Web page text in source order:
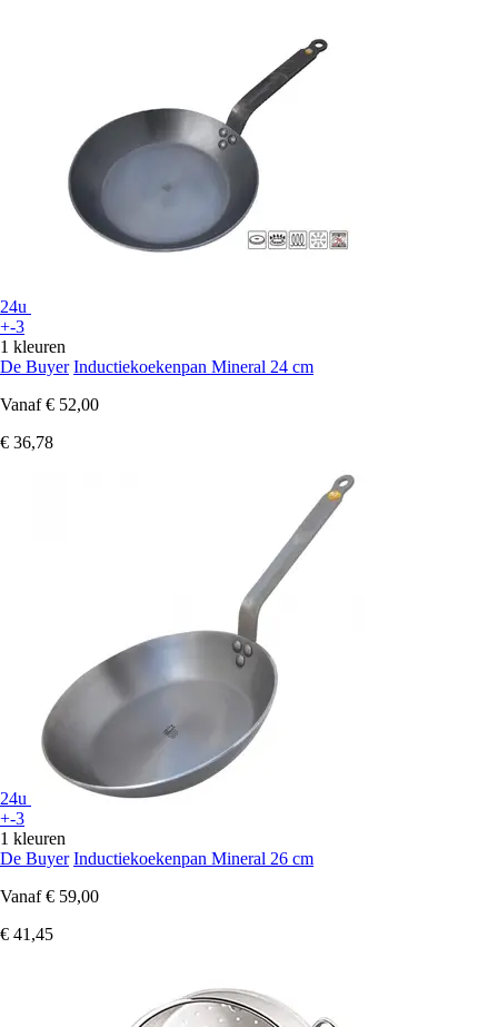
24u
+-3
1 kleuren
De Buyer Inductiekoekenpan Mineral 24 cm
Vanaf € 52,00
€ 36,78
24u
+-3
1 kleuren
De Buyer Inductiekoekenpan Mineral 26 cm
Vanaf € 59,00
€ 41,45